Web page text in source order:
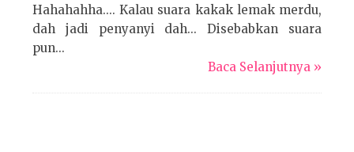
Hahahahha.... Kalau suara kakak lemak merdu,
dah jadi penyanyi dah... Disebabkan suara
pun...
Baca Selanjutnya »